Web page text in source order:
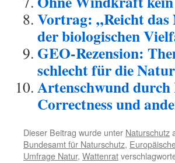
Vortrag: „Reicht
der biologischen
GEO-Rezension:
schlecht für die
Artenschwund
Correctness und
Dieser Beitrag wurde unter Naturschutz
Bundesamt für Naturschutz,
Umfrage Natur, Wattenrat